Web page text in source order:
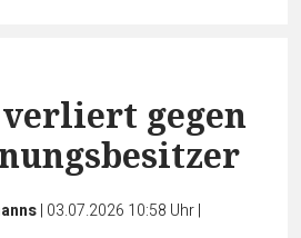
verliert gegen
| 03.07.2026 10:58 Uhr|